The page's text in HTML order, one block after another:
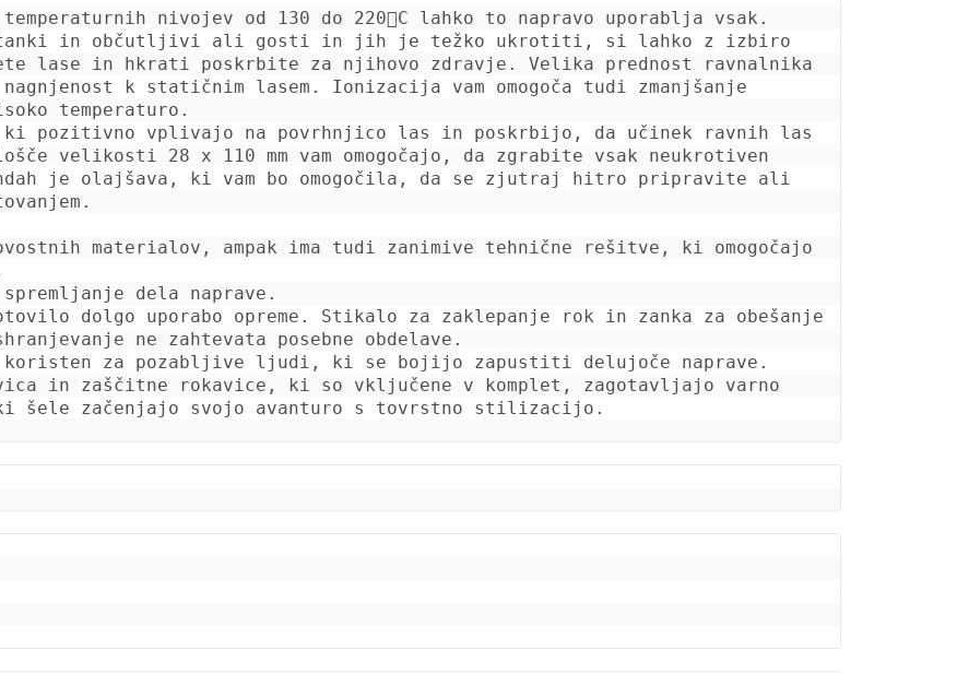
nivojev od 130 do 220C lahko to napravo uporablja vsak.
tanki in občutljivi ali gosti in jih je težko ukrotiti, si lahko z izbiro
lase in hkrati poskrbite za njihovo zdravje. Velika prednost ravnalnika
k statičnim lasem. Ionizacija vam omogoča tudi zmanjšanje
temperaturo.
pozitivno vplivajo na povrhnjico las in poskrbijo, da učinek ravnih las
velikosti 28 x 110 mm vam omogočajo, da zgrabite vsak neukrotiven
je olajšava, ki vam bo omogočila, da se zjutraj hitro pripravite ali
materialov, ampak ima tudi zanimive tehnične rešitve, ki omogočajo
spremljanje dela naprave.
dolgo uporabo opreme. Stikalo za zaklepanje rok in zanka za obešanje
ne zahtevata posebne obdelave.
in zaščitne rokavice, ki so vključene v komplet, zagotavljajo varno
šele začenjajo svojo avanturo s tovrstno stilizacijo.